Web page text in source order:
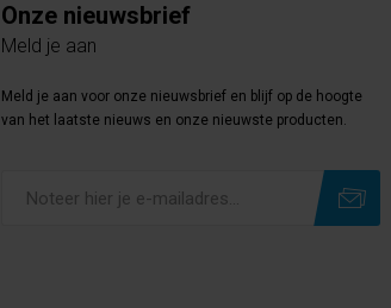
Onze nieuwsbrief
Meld je aan
Meld je aan voor onze nieuwsbrief en blijf op de hoogte
van het laatste nieuws en onze nieuwste producten.